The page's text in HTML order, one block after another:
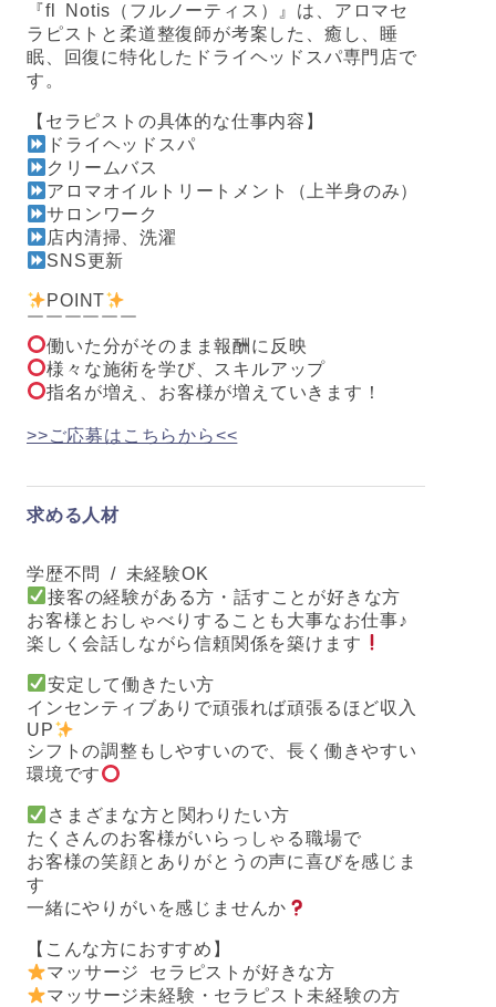
『fl Notis（フルノーティス）』は、アロマセ
ラピストと柔道整復師が考案した、癒し、睡
眠、回復に特化したドライヘッドスパ専門店で
す。
【セラピストの具体的な仕事内容】
ドライヘッドスパ
クリームバス
アロマオイルトリートメント（上半身のみ）
サロンワーク
店内清掃、洗濯
SNS更新
POINT
￣￣￣￣￣￣
働いた分がそのまま報酬に反映
様々な施術を学び、スキルアップ
指名が増え、お客様が増えていきます！
>>ご応募はこちらから<<
求める人材
学歴不問 / 未経験OK
接客の経験がある方・話すことが好きな方
お客様とおしゃべりすることも大事なお仕事♪
楽しく会話しながら信頼関係を築けます
安定して働きたい方
インセンティブありで頑張れば頑張るほど収入
UP
シフトの調整もしやすいので、長く働きやすい
環境です
さまざまな方と関わりたい方
たくさんのお客様がいらっしゃる職場で
お客様の笑顔とありがとうの声に喜びを感じま
す
一緒にやりがいを感じませんか
【こんな方におすすめ】
マッサージ セラピストが好きな方
マッサージ未経験・セラピスト未経験の方